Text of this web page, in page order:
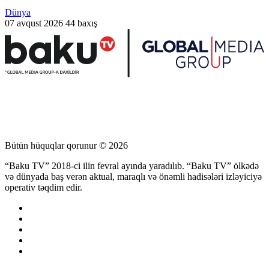
Dünya
07 avqust 2026 44 baxış
Bütün hüquqlar qorunur © 2026
“Baku TV” 2018-ci ilin fevral ayında yaradılıb. “Baku TV” ölkədə
və dünyada baş verən aktual, maraqlı və önəmli hadisələri izləyiciyə
operativ təqdim edir.